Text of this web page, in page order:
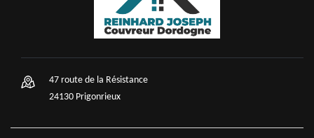
47 route de la Résistance
24130 Prigonrieux